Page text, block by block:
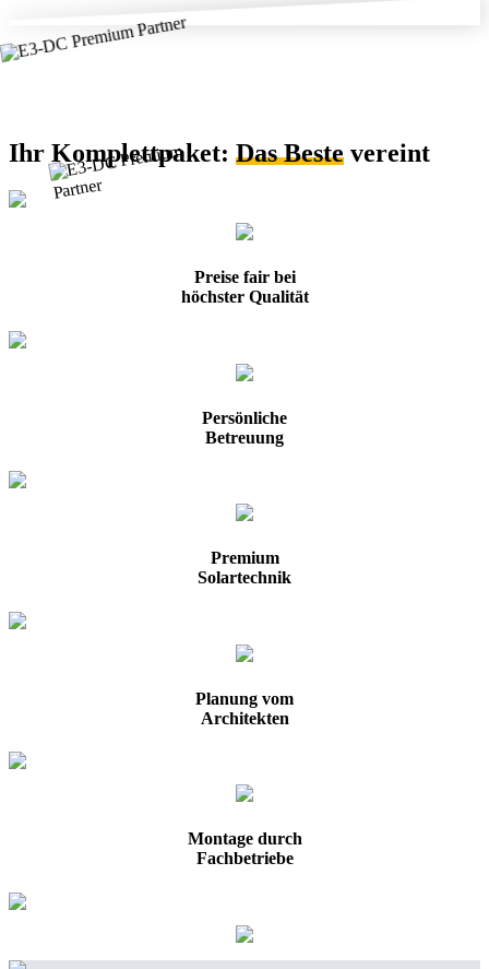
Ihr Komplettpaket: Das Beste vereint
Preise fair bei
höchster Qualität
Persönliche
Betreuung
Premium
Solartechnik
Planung vom
Architekten
Montage durch
Fachbetriebe